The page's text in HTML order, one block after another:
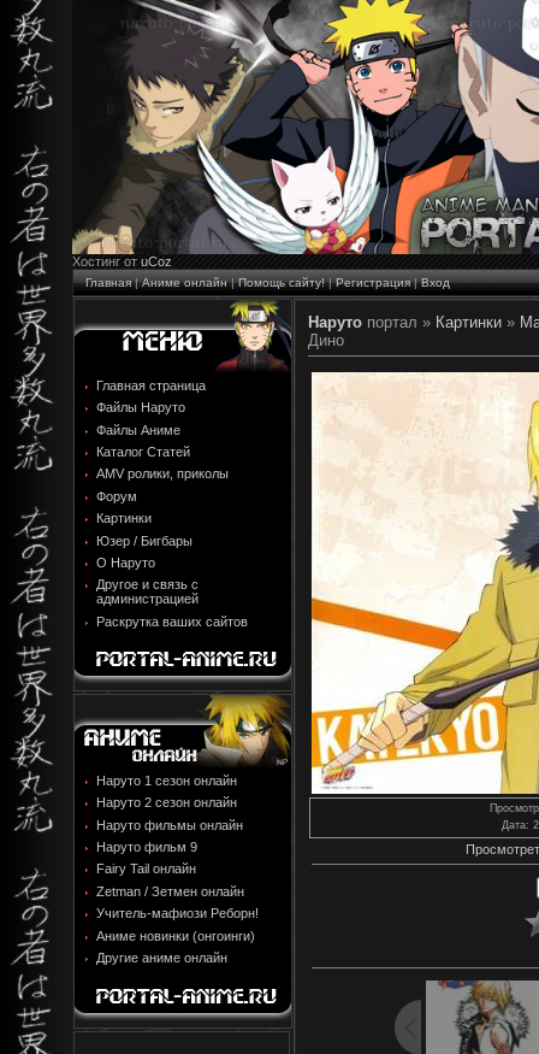
Хостинг от uCoz
Главная|Аниме онлайн|Помощь сайту!|Регистрация|Вход
Главная страница
Файлы Наруто
Файлы Аниме
Каталог Статей
AMV ролики, приколы
Форум
Картинки
Юзер / Бигбары
О Наруто
Другое и связь с
администрацией
Раскрутка ваших сайтов
Наруто 1 сезон онлайн
Наруто 2 сезон онлайн
Наруто фильмы онлайн
Наруто фильм 9
Fairy Tail онлайн
Zetman / Зетмен онлайн
Учитель-мафиози Реборн!
Аниме новинки (онгоинги)
Другие аниме онлайн
Наруто портал » Картинки »
Дино
Дата: